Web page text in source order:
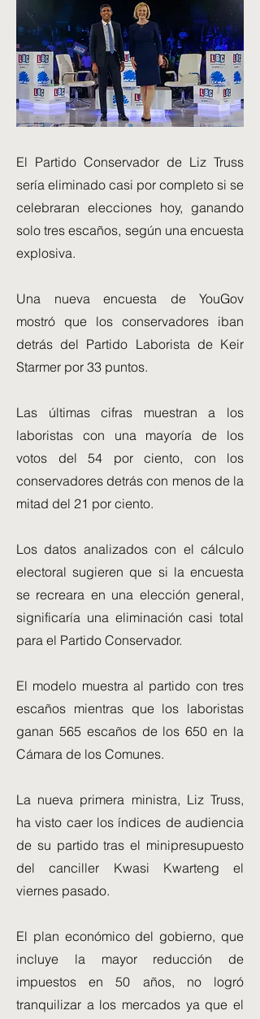
El Partido Conservador de Liz Truss
sería eliminado casi por completo si se
celebraran elecciones hoy, ganando
solo tres escaños, según una encuesta
explosiva.
Una nueva encuesta de YouGov
mostró que los conservadores iban
detrás del Partido Laborista de Keir
Starmer por 33 puntos.
Las últimas cifras muestran a los
laboristas con una mayoría de los
votos del 54 por ciento, con los
conservadores detrás con menos de la
mitad del 21 por ciento.
Los datos analizados con el cálculo
electoral sugieren que si la encuesta
se recreara en una elección general,
significaría una eliminación casi total
para el Partido Conservador.
El modelo muestra al partido con tres
escaños mientras que los laboristas
ganan 565 escaños de los 650 en la
Cámara de los Comunes.
La nueva primera ministra, Liz Truss,
ha visto caer los índices de audiencia
de su partido tras el minipresupuesto
del canciller Kwasi Kwarteng el
viernes pasado.
El plan económico del gobierno, que
incluye la mayor reducción de
impuestos en 50 años, no logró
tranquilizar a los mercados ya que el